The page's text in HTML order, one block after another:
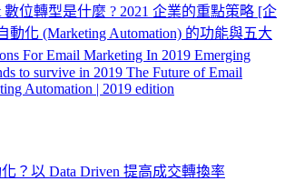
數位轉型是什麼 ? 2021 企業的重點策略 [企
動化 (Marketing Automation) 的功能與五大
For Email Marketing In 2019 Emerging
to survive in 2019 The Future of Email
Automation | 2019 edition
？以 Data Driven 提高成交轉換率